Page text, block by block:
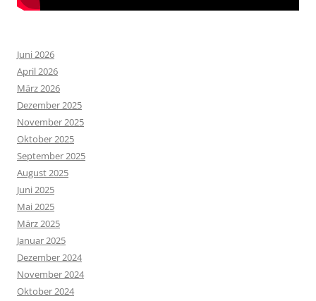
Juni 2026
April 2026
März 2026
Dezember 2025
November 2025
Oktober 2025
September 2025
August 2025
Juni 2025
Mai 2025
März 2025
Januar 2025
Dezember 2024
November 2024
Oktober 2024